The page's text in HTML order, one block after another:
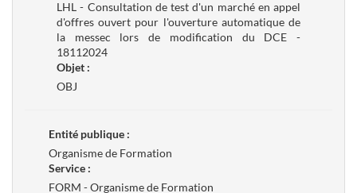
LHL - Consultation de test d'un marché en appel
d'offres ouvert pour l'ouverture automatique de
la messec lors de modification du DCE -
18112024
Objet :
OBJ
Entité publique :
Organisme de Formation
Service :
FORM - Organisme de Formation